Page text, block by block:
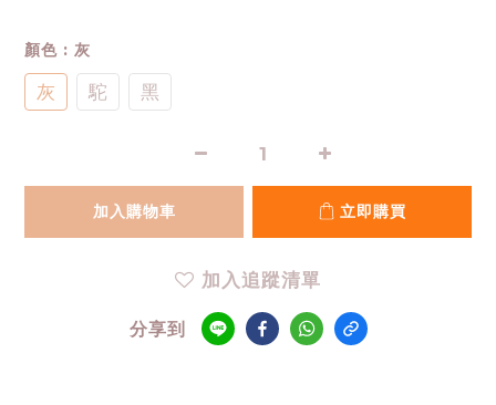
顏色 : 灰
灰 駝 黑
加入購物車 立即購買
加入追蹤清單
分享到